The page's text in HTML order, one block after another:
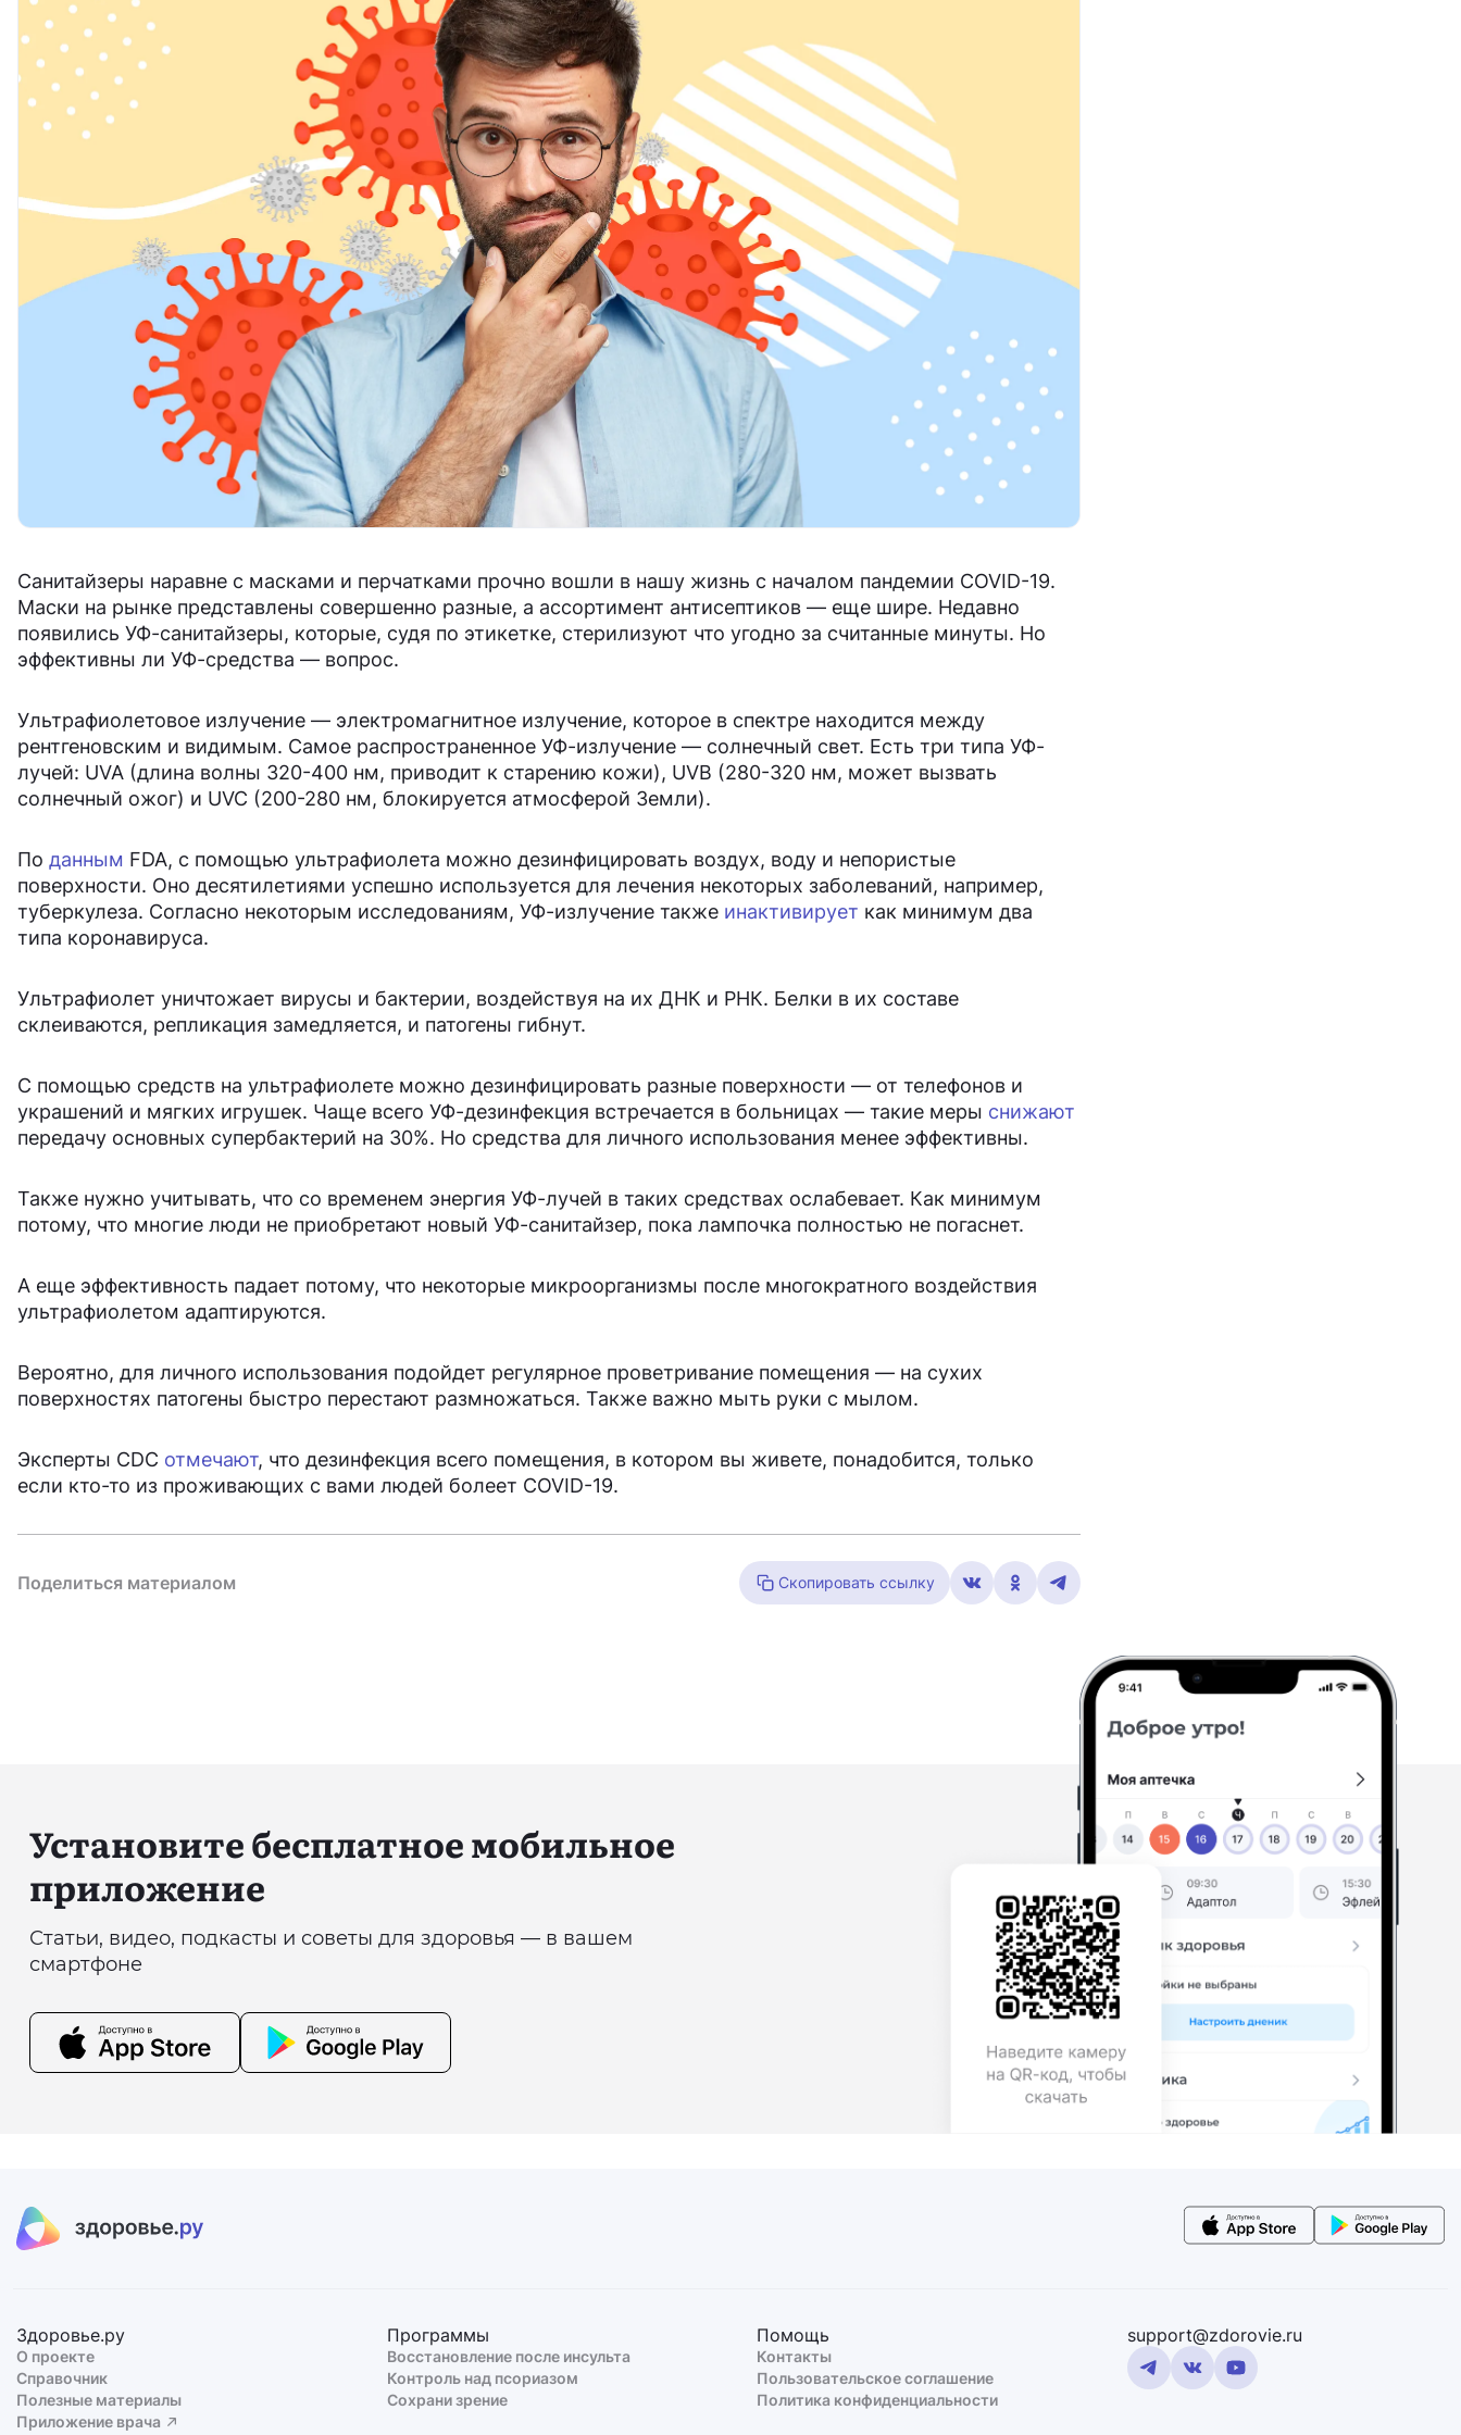
Санитайзеры наравне с масками и перчатками прочно вошли в нашу жизнь с началом пандемии COVID-19.
Маски на рынке представлены совершенно разные, а ассортимент антисептиков — еще шире. Недавно
появились УФ-санитайзеры, которые, судя по этикетке, стерилизуют что угодно за считанные минуты. Но
эффективны ли УФ-средства — вопрос.
Ультрафиолетовое излучение — электромагнитное излучение, которое в спектре находится между
рентгеновским и видимым. Самое распространенное УФ-излучение — солнечный свет. Есть три типа УФ-
лучей: UVA (длина волны 320-400 нм, приводит к старению кожи), UVB (280-320 нм, может вызвать
солнечный ожог) и UVC (200-280 нм, блокируется атмосферой Земли).
По данным FDA, с помощью ультрафиолета можно дезинфицировать воздух, воду и непористые
поверхности. Оно десятилетиями успешно используется для лечения некоторых заболеваний, например,
туберкулеза. Согласно некоторым исследованиям, УФ-излучение также инактивирует как минимум два
типа коронавируса.
Ультрафиолет уничтожает вирусы и бактерии, воздействуя на их ДНК и РНК. Белки в их составе
склеиваются, репликация замедляется, и патогены гибнут.
С помощью средств на ультрафиолете можно дезинфицировать разные поверхности — от телефонов и
украшений и мягких игрушек. Чаще всего УФ-дезинфекция встречается в больницах — такие меры снижают
передачу основных супербактерий на 30%. Но средства для личного использования менее эффективны.
Также нужно учитывать, что со временем энергия УФ-лучей в таких средствах ослабевает. Как минимум
потому, что многие люди не приобретают новый УФ-санитайзер, пока лампочка полностью не погаснет.
А еще эффективность падает потому, что некоторые микроорганизмы после многократного воздействия
ультрафиолетом адаптируются.
Вероятно, для личного использования подойдет регулярное проветривание помещения — на сухих
поверхностях патогены быстро перестают размножаться. Также важно мыть руки с мылом.
Эксперты CDC отмечают, что дезинфекция всего помещения, в котором вы живете, понадобится, только
если кто-то из проживающих с вами людей болеет COVID-19.
Поделиться материалом Скопировать ссылку
Установите бесплатное мобильное
приложение
Статьи, видео, подкасты и советы для здоровья — в вашем
смартфоне
Здоровье.ру
О проекте
Справочник
Полезные материалы
Приложение врача
Программы
Восстановление после инсульта
Контроль над псориазом
Сохрани зрение
Помощь
Контакты
Пользовательское соглашение
Политика конфиденциальности
support@zdorovie.ru
Скачать приложение